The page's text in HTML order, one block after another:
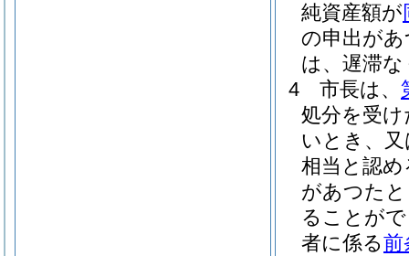
純資産額が
の申出が
は、遅滞
4
市長は、
処分を受
いとき、
相当と認
があつた
ることが
者に係る前